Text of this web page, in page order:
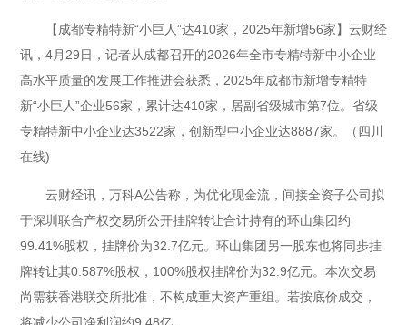
【成都专精特新“小巨人”达410家，2025年新增56家】云财经
讯，4月29日，记者从成都召开的2026年全市专精特新中小企业
高水平质量的发展工作推进会获悉，2025年成都市新增专精特
新“小巨人”企业56家，累计达410家，居副省级城市第7位。省级
专精特新中小企业达3522家，创新型中小企业达8887家。（四川
在线)
云财经讯，万科A公告称，为优化现金流，间接全资子公司拟
于深圳联合产权交易所公开挂牌转让合计持有的环山集团约
99.41%股权，挂牌价为32.7亿元。环山集团另一股东也将同步挂
牌转让其0.587%股权，100%股权挂牌价为32.9亿元。本次交易
尚需获香港联交所批准，不构成重大资产重组。若按底价成交，